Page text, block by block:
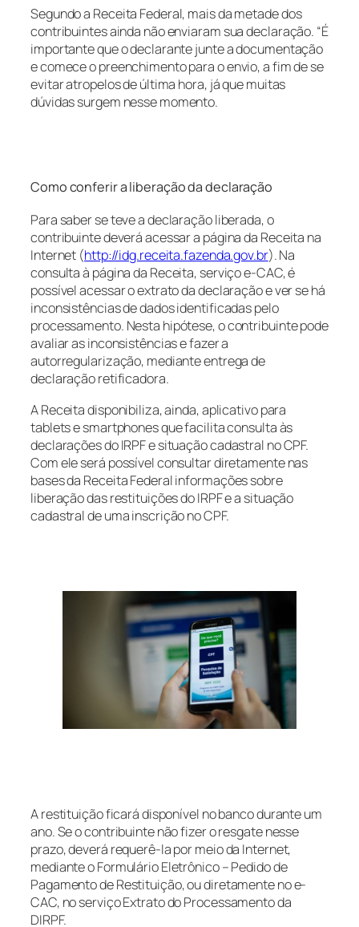
Segundo a Receita Federal, mais da metade dos
contribuintes ainda não enviaram sua declaração. “É
importante que o declarante junte a documentação
e comece o preenchimento para o envio, a fim de se
evitar atropelos de última hora, já que muitas
dúvidas surgem nesse momento.
Como conferir a liberação da declaração
Para saber se teve a declaração liberada, o
contribuinte deverá acessar a página da Receita na
Internet (http://idg.receita.fazenda.gov.br). Na
consulta à página da Receita, serviço e-CAC, é
possível acessar o extrato da declaração e ver se há
inconsistências de dados identificadas pelo
processamento. Nesta hipótese, o contribuinte pode
avaliar as inconsistências e fazer a
autorregularização, mediante entrega de
declaração retificadora.
A Receita disponibiliza, ainda, aplicativo para
tablets e smartphones que facilita consulta às
declarações do IRPF e situação cadastral no CPF.
Com ele será possível consultar diretamente nas
bases da Receita Federal informações sobre
liberação das restituições do IRPF e a situação
cadastral de uma inscrição no CPF.
A restituição ficará disponível no banco durante um
ano. Se o contribuinte não fizer o resgate nesse
prazo, deverá requerê-la por meio da Internet,
mediante o Formulário Eletrônico – Pedido de
Pagamento de Restituição, ou diretamente no e-
CAC, no serviço Extrato do Processamento da
DIRPF.